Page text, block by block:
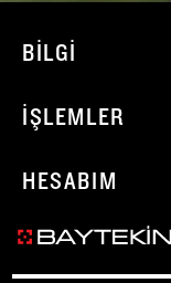
BILGI
İŞLEMLER
HESABIM